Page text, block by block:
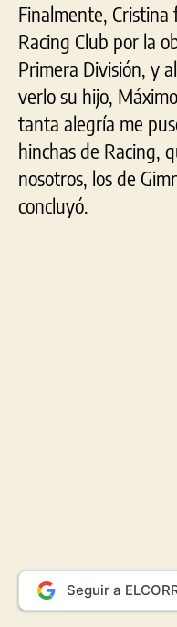
Finalmente, Cristina
Racing Club por la
Primera División, y
verlo su hijo,
tanta alegría me
hinchas de Racing,
nosotros, los de
concluyó.
Seguir a